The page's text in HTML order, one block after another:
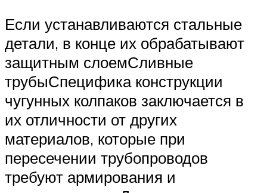
Если устанавливаются стальные
детали, в конце их обрабатывают
защитным слоемСливные
трубыСпецифика конструкции
чугунных колпаков заключается в
их отличности от других
материалов, которые при
пересечении трубопроводов
требуют армирования и